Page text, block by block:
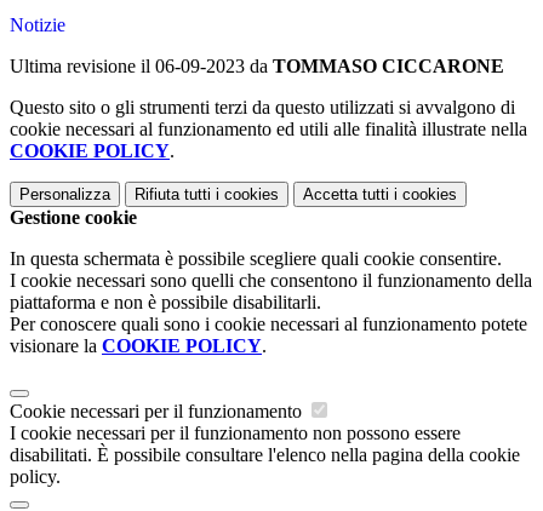
Notizie
Ultima revisione il 06-09-2023 da TOMMASO CICCARONE
Questo sito o gli strumenti terzi da questo utilizzati si avvalgono di
cookie necessari al funzionamento ed utili alle finalità illustrate nella
COOKIE POLICY.
Personalizza Rifiuta tutti i cookies Accetta tutti i cookies
Gestione cookie
In questa schermata è possibile scegliere quali cookie consentire.
I cookie necessari sono quelli che consentono il funzionamento della
piattaforma e non è possibile disabilitarli.
Per conoscere quali sono i cookie necessari al funzionamento potete
visionare la COOKIE POLICY.
Cookie necessari per il funzionamento
I cookie necessari per il funzionamento non possono essere
disabilitati. È possibile consultare l'elenco nella pagina della cookie
policy.